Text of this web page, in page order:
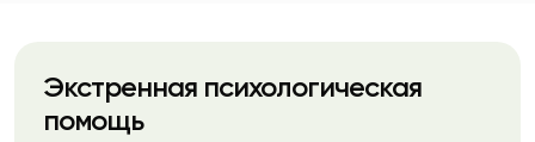
Экстренная психологическая
помощь